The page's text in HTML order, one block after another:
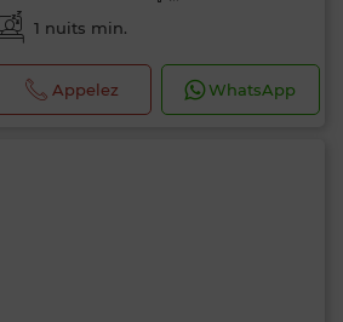
1 nuits min.
Appelez WhatsApp